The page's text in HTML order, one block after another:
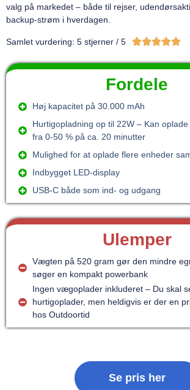
valg på markedet – både til rejser,
backup-strøm i hverdagen.
Samlet vurdering: 5 stjerner / 5 
Fordele
Høj kapacitet på 30.000 mAh
Hurtigopladning op til 22W – Kan
fra 0-50 % på ca. 20 minutter
Mulighed for at oplade flere enheder
Indbygget LED-display
USB-C både som ind- og udgang
Ulemper
Vægten på 520 gram gør den mindre
søger en kompakt powerbank
Ingen vægoplader inkluderet – Du skal
hurtigoplader, men heldigvis er der en
hos Outdoortid
Se pris her